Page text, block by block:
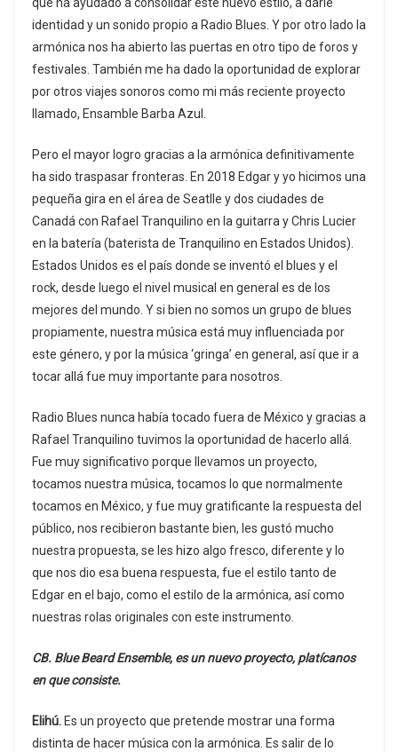
que ha ayudado a consolidar este nuevo estilo, a darle
identidad y un sonido propio a Radio Blues. Y por otro lado la
armónica nos ha abierto las puertas en otro tipo de foros y
festivales. También me ha dado la oportunidad de explorar
por otros viajes sonoros como mi más reciente proyecto
llamado, Ensamble Barba Azul.
Pero el mayor logro gracias a la armónica definitivamente
ha sido traspasar fronteras. En 2018 Edgar y yo hicimos una
pequeña gira en el área de Seatlle y dos ciudades de
Canadá con Rafael Tranquilino en la guitarra y Chris Lucier
en la batería (baterista de Tranquilino en Estados Unidos).
Estados Unidos es el país donde se inventó el blues y el
rock, desde luego el nivel musical en general es de los
mejores del mundo. Y si bien no somos un grupo de blues
propiamente, nuestra música está muy influenciada por
este género, y por la música ‘gringa’ en general, así que ir a
tocar allá fue muy importante para nosotros.
Radio Blues nunca había tocado fuera de México y gracias a
Rafael Tranquilino tuvimos la oportunidad de hacerlo allá.
Fue muy significativo porque llevamos un proyecto,
tocamos nuestra música, tocamos lo que normalmente
tocamos en México, y fue muy gratificante la respuesta del
público, nos recibieron bastante bien, les gustó mucho
nuestra propuesta, se les hizo algo fresco, diferente y lo
que nos dio esa buena respuesta, fue el estilo tanto de
Edgar en el bajo, como el estilo de la armónica, así como
nuestras rolas originales con este instrumento.
CB. Blue Beard Ensemble, es un nuevo proyecto, platícanos
en que consiste.
Elihú. Es un proyecto que pretende mostrar una forma
distinta de hacer música con la armónica. Es salir de lo